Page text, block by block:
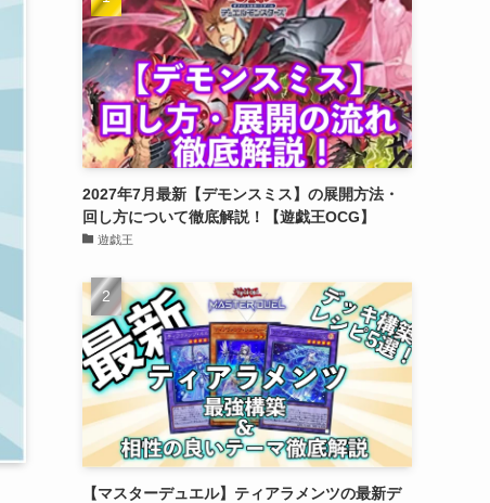
2027年7月最新【デモンスミス】の展開方法・
回し方について徹底解説！【遊戯王OCG】
遊戯王
【マスターデュエル】ティアラメンツの最新デ